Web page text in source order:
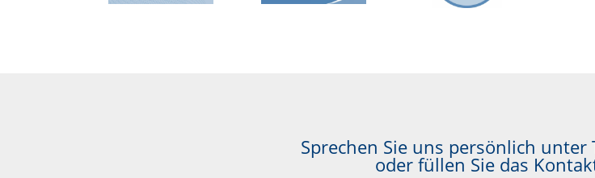
Sprechen Sie uns persönlich unter
oder füllen Sie das